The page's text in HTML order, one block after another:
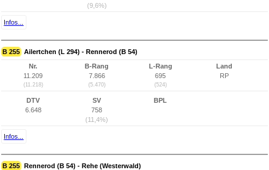
(9,6%)
Infos...
B 255 Ailertchen (L 294) - Rennerod (B 54)
Nr.
11.209
(11.218)
B-Rang
7.866
(5.470)
L-Rang
695
(524)
Land
RP
DTV
6.648
SV
758
(11,4%)
BPL
Infos...
B 255 Rennerod (B 54) - Rehe (Westerwald)